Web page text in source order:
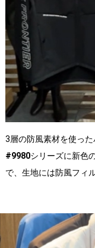
3層の防風素材を使っ
#9980シリーズに新色
で、生地には防風フィ